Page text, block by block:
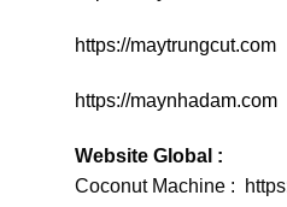
https://maytrungcut.com
https://maynhadam.com
Website Global :
Coconut Machine :